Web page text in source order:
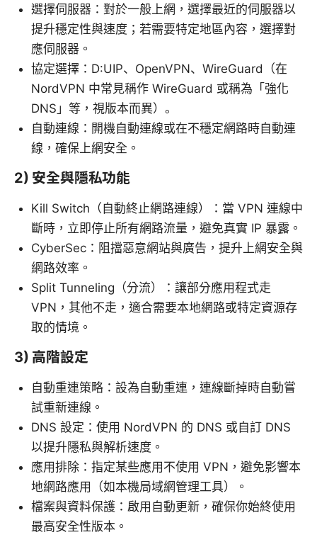
選擇伺服器：對於一般上網，選擇最近的伺服器以
提升穩定性與速度；若需要特定地區內容，選擇對
應伺服器。
協定選擇：D:UIP、OpenVPN、WireGuard（在
NordVPN 中常見稱作 WireGuard 或稱為「強化
DNS」等，視版本而異）。
自動連線：開機自動連線或在不穩定網路時自動連
線，確保上網安全。
2) 安全與隱私功能
Kill Switch（自動終止網路連線）：當 VPN 連線中
斷時，立即停止所有網路流量，避免真實 IP 暴露。
CyberSec：阻擋惡意網站與廣告，提升上網安全與
網路效率。
Split Tunneling（分流）：讓部分應用程式走
VPN，其他不走，適合需要本地網路或特定資源存
取的情境。
3) 高階設定
自動重連策略：設為自動重連，連線斷掉時自動嘗
試重新連線。
DNS 設定：使用 NordVPN 的 DNS 或自訂 DNS
以提升隱私與解析速度。
應用排除：指定某些應用不使用 VPN，避免影響本
地網路應用（如本機局域網管理工具）。
檔案與資料保護：啟用自動更新，確保你始終使用
最高安全性版本。